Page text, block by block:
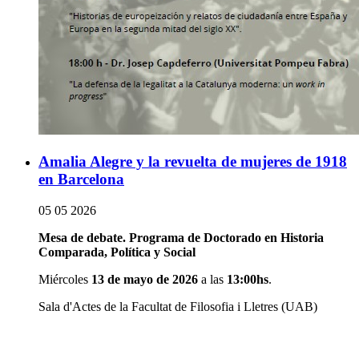
Amalia Alegre y la revuelta de mujeres de 1918
en Barcelona
05 05 2026
Mesa de debate. Programa de Doctorado en Historia
Comparada, Política y Social
Miércoles 13 de mayo de 2026 a las 13:00hs.
Sala d'Actes de la Facultat de Filosofia i Lletres (UAB)